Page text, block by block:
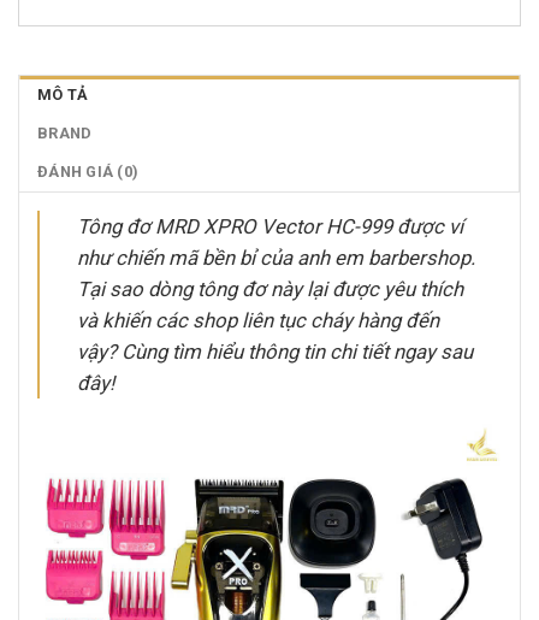
MÔ TẢ
BRAND
ĐÁNH GIÁ (0)
Tông đơ MRD XPRO Vector HC-999 được ví
như chiến mã bền bỉ của anh em barbershop.
Tại sao dòng tông đơ này lại được yêu thích
và khiến các shop liên tục cháy hàng đến
vậy? Cùng tìm hiểu thông tin chi tiết ngay sau
đây!